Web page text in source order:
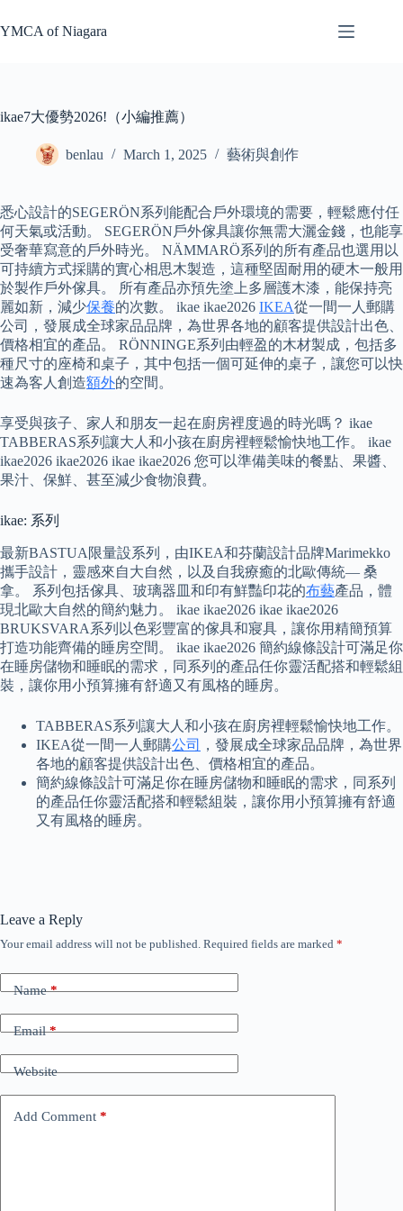
to
content
YMCA of Niagara
ikae7大優勢2026!（小編推薦）
benlau March 1, 2025 藝術與創作
悉心設計的SEGERÖN系列能配合戶外環境的需要，輕鬆應付任
何天氣或活動。 SEGERÖN戶外傢具讓你無需大灑金錢，也能享
受奢華寫意的戶外時光。 NÄMMARÖ系列的所有產品也選用以
可持續方式採購的實心相思木製造，這種堅固耐用的硬木一般用
於製作戶外傢具。 所有產品亦預先塗上多層護木漆，能保持亮
麗如新，減少保養的次數。 ikae ikae2026 IKEA從一間一人郵購
公司，發展成全球家品品牌，為世界各地的顧客提供設計出色、
價格相宜的產品。 RÖNNINGE系列由輕盈的木材製成，包括多
種尺寸的座椅和桌子，其中包括一個可延伸的桌子，讓您可以快
速為客人創造額外的空間。
享受與孩子、家人和朋友一起在廚房裡度過的時光嗎？ ikae
TABBERAS系列讓大人和小孩在廚房裡輕鬆愉快地工作。 ikae
ikae2026 ikae2026 ikae ikae2026 您可以準備美味的餐點、果醬、
果汁、保鮮、甚至減少食物浪費。
ikae: 系列
最新BASTUA限量設系列，由IKEA和芬蘭設計品牌Marimekko
攜手設計，靈感來自大自然，以及自我療癒的北歐傳統— 桑
拿。 系列包括傢具、玻璃器皿和印有鮮豔印花的布藝產品，體
現北歐大自然的簡約魅力。 ikae ikae2026 ikae ikae2026
BRUKSVARA系列以色彩豐富的傢具和寢具，讓你用精簡預算
打造功能齊備的睡房空間。 ikae ikae2026 簡約線條設計可滿足你
在睡房儲物和睡眠的需求，同系列的產品任你靈活配搭和輕鬆組
裝，讓你用小預算擁有舒適又有風格的睡房。
TABBERAS系列讓大人和小孩在廚房裡輕鬆愉快地工作。
IKEA從一間一人郵購公司
，發展成全球家品品牌，為世界
各地的顧客提供設計出色、價格相宜的產品。
簡約線條設計可滿足你在睡房儲物和睡眠的需求，同系列
的產品任你靈活配搭和輕鬆組裝，讓你用小預算擁有舒適
又有風格的睡房。
Leave a Reply
Your email address will not be published. Required fields are marked *
Name*
Email*
Website
Add Comment *